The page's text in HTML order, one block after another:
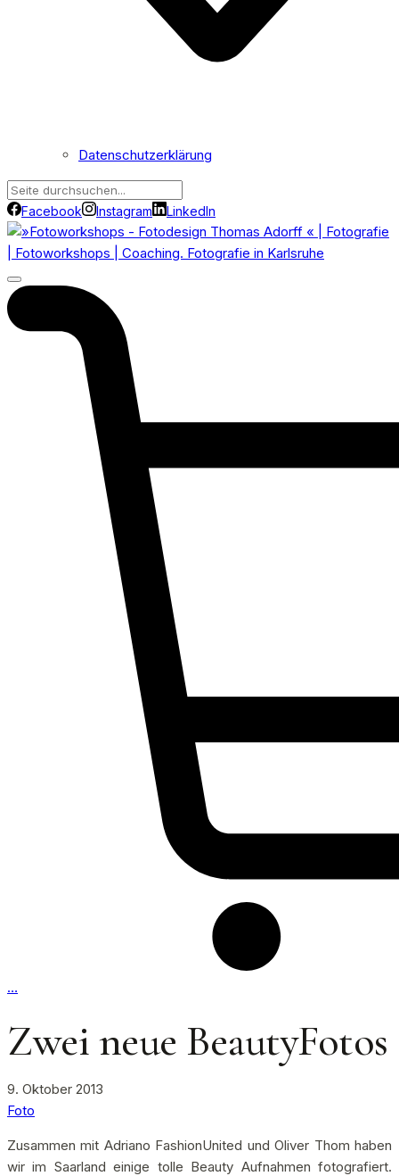
Datenschutzerklärung
Facebook Instagram LinkedIn
…
Zwei neue BeautyFotos
9. Oktober 2013
Foto
Zusammen mit Adriano FashionUnited und Oliver Thom haben
wir im Saarland einige tolle Beauty Aufnahmen fotografiert.